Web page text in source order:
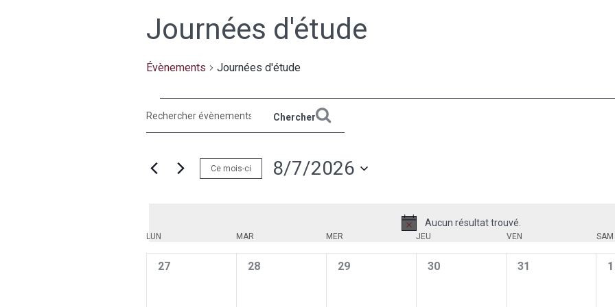
Journées d'étude
Évènements Journées d'étude
Évènements
Notice
Aucun résultat trouvé.
Recherche
et
de
Saisir
mot-
Rechercher
Évènements
Chercher
Ce mois-ci 8/7/2026
Calendrier
de
Calendrier
de
LUN MAR MER JEU VEN SAM
0
27
0
28
0
29
0
30
0
31
0
1